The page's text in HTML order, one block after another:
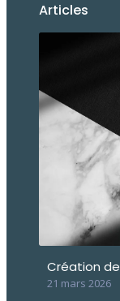
Articles
Création
21 mars 2026